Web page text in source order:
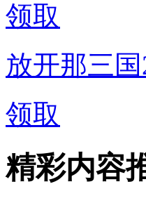
领取
放开那三
领取
精彩内容